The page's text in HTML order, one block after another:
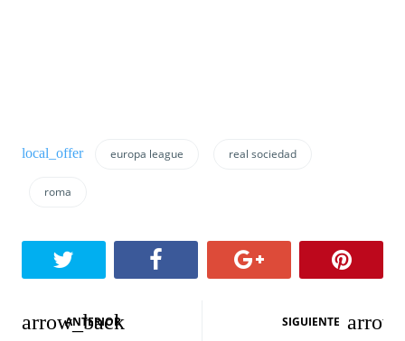
europa league real sociedad
roma
N
ANTERIOR SIGUIENTE